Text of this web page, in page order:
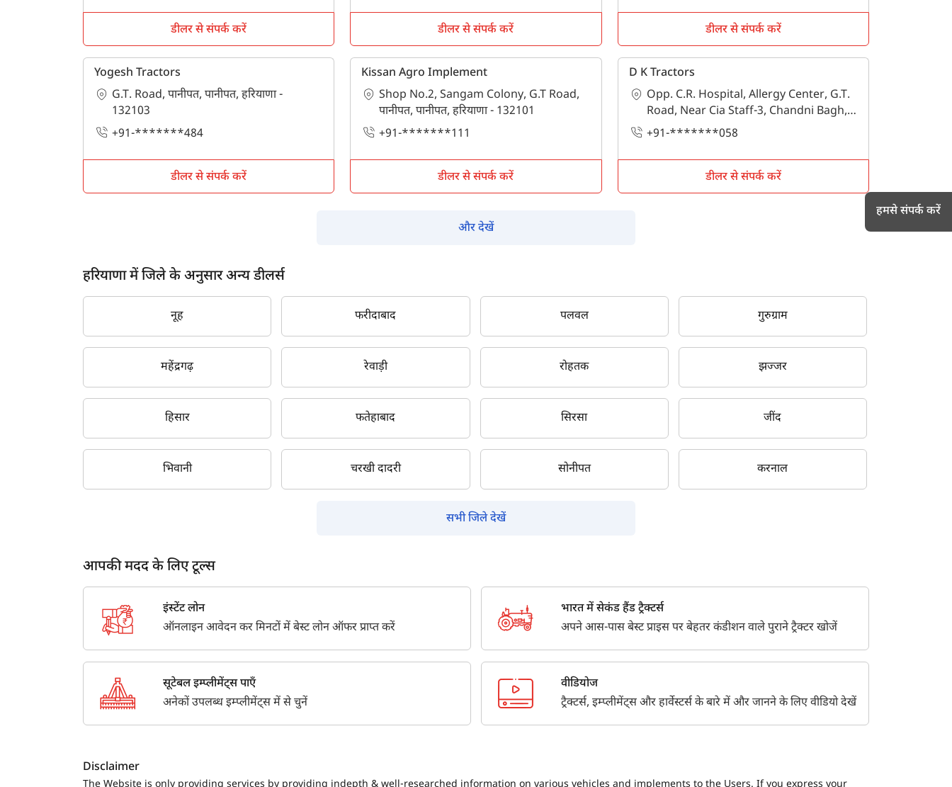
डीलर से संपर्क करें डीलर से संपर्क करें डीलर से संपर्क करें
Yogesh Tractors
G.T. Road, पानीपत, पानीपत, हरियाणा -
132103
+91-*******484
डीलर से संपर्क करें
Kissan Agro Implement
Shop No.2, Sangam Colony, G.T Road,
पानीपत, पानीपत, हरियाणा - 132101
+91-*******111
डीलर से संपर्क करें
D K Tractors
Opp. C.R. Hospital, Allergy Center, G.T.
Road, Near Cia Staff-3, Chandni Bagh,
Sanoli Road, पानीपत, पानीपत, हरियाणा -
+91-*******058
डीलर से संपर्क करें
और देखें
हरियाणा में जिले के अनुसार अन्य डीलर्स
नूह फरीदाबाद पलवल गुरुग्राम
महेंद्रगढ़ रेवाड़ी रोहतक झज्जर
हिसार फतेहाबाद सिरसा जींद
भिवानी चरखी दादरी सोनीपत करनाल
सभी जिले देखें
आपकी मदद के लिए टूल्स
इंस्टेंट लोन
ऑनलाइन आवेदन कर मिनटों में बेस्ट लोन ऑफर प्राप्त करें
भारत में सेकंड हैंड ट्रैक्टर्स
अपने आस-पास बेस्ट प्राइस पर बेहतर कंडीशन वाले पुराने ट्रैक्टर खोजें
सूटेबल इम्प्लीमेंट्स पाएँ
अनेकों उपलब्ध इम्प्लीमेंट्स में से चुनें
वीडियोज
ट्रैक्टर्स, इम्प्लीमेंट्स और हार्वेस्टर्स के बारे में और जानने के लिए वीडियो देखें
Disclaimer
हमसे संपर्क करें
अपना पूरा नाम दर्ज करें
मोबाइल नंबर दर्ज करें*